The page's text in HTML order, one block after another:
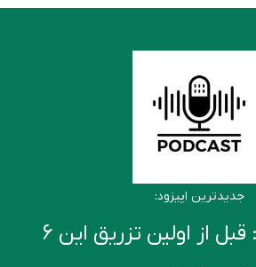
جدیدترین اپیزود:
آمپول لاغری: قبل از اولین تزریق این ۶